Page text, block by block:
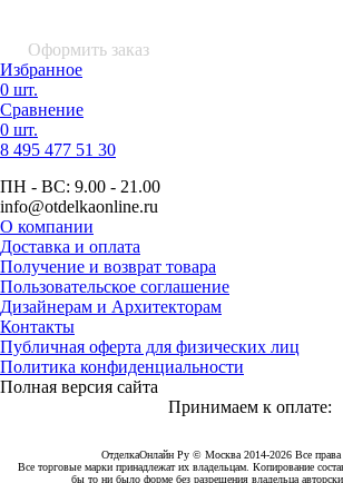
Оформить заказ
Избранное
0 шт.
Сравнение
0 шт.
8 495 477 51 30
ПН - ВС: 9.00 - 21.00
info@otdelkaonline.ru
О компании
Доставка и оплата
Получение и возврат товара
Пользовательское соглашение
Дизайнерам и Архитекторам
Контакты
Публичная оферта для физических лиц
Политика конфиденциальности
Полная версия сайта
Принимаем к оплате:
ОтделкаОнлайн Ру © Москва 2014-2026 Все
Все торговые марки принадлежат их владельцам. Копирование
бы то ни было форме без разрешения владельца